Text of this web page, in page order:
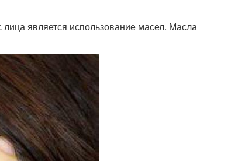
является использование масел. Масла